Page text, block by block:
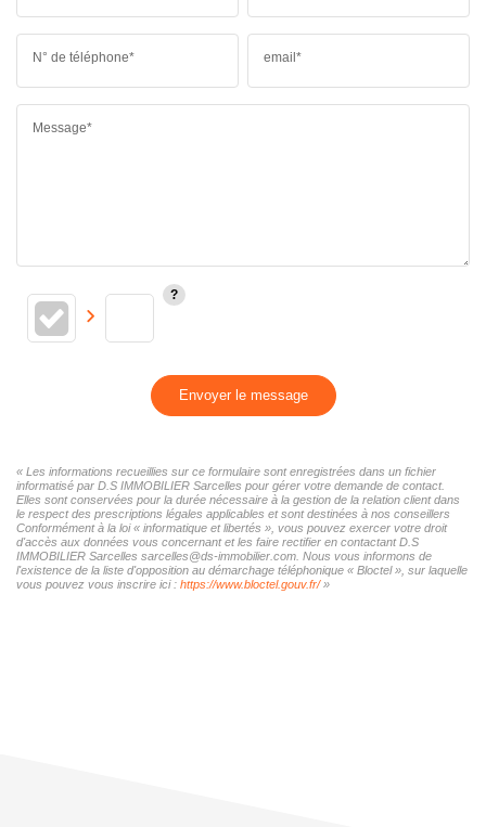
N° de téléphone* email*
Message*
Envoyer le message
« Les informations recueillies sur ce formulaire sont enregistrées dans un fichier
informatisé par D.S IMMOBILIER Sarcelles pour gérer votre demande de contact.
Elles sont conservées pour la durée nécessaire à la gestion de la relation client dans
le respect des prescriptions légales applicables et sont destinées à nos conseillers
Conformément à la loi « informatique et libertés », vous pouvez exercer votre droit
d'accès aux données vous concernant et les faire rectifier en contactant D.S
IMMOBILIER Sarcelles sarcelles@ds-immobilier.com. Nous vous informons de
l'existence de la liste d'opposition au démarchage téléphonique « Bloctel », sur laquelle
vous pouvez vous inscrire ici : https://www.bloctel.gouv.fr/»